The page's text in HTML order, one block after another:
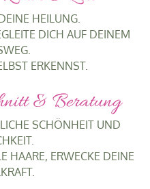
HEILUNG.
DICH AUF DEINEM
ERKENNST.
& Beratung
SCHÖNHEIT UND
HAARE, ERWECKE DEINE